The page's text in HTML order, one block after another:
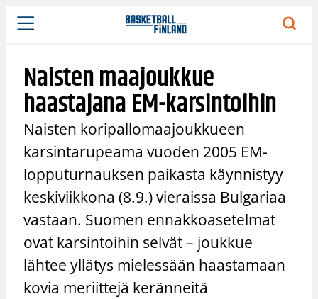
Siirry
sisältöön
Naisten maajoukkue
haastajana EM-karsintoihin
Naisten koripallomaajoukkueen
karsintarupeama vuoden 2005 EM-
lopputurnauksen paikasta käynnistyy
keskiviikkona (8.9.) vieraissa Bulgariaa
vastaan. Suomen ennakkoasetelmat
ovat karsintoihin selvät – joukkue
lähtee yllätys mielessään haastamaan
kovia meriittejä keränneitä